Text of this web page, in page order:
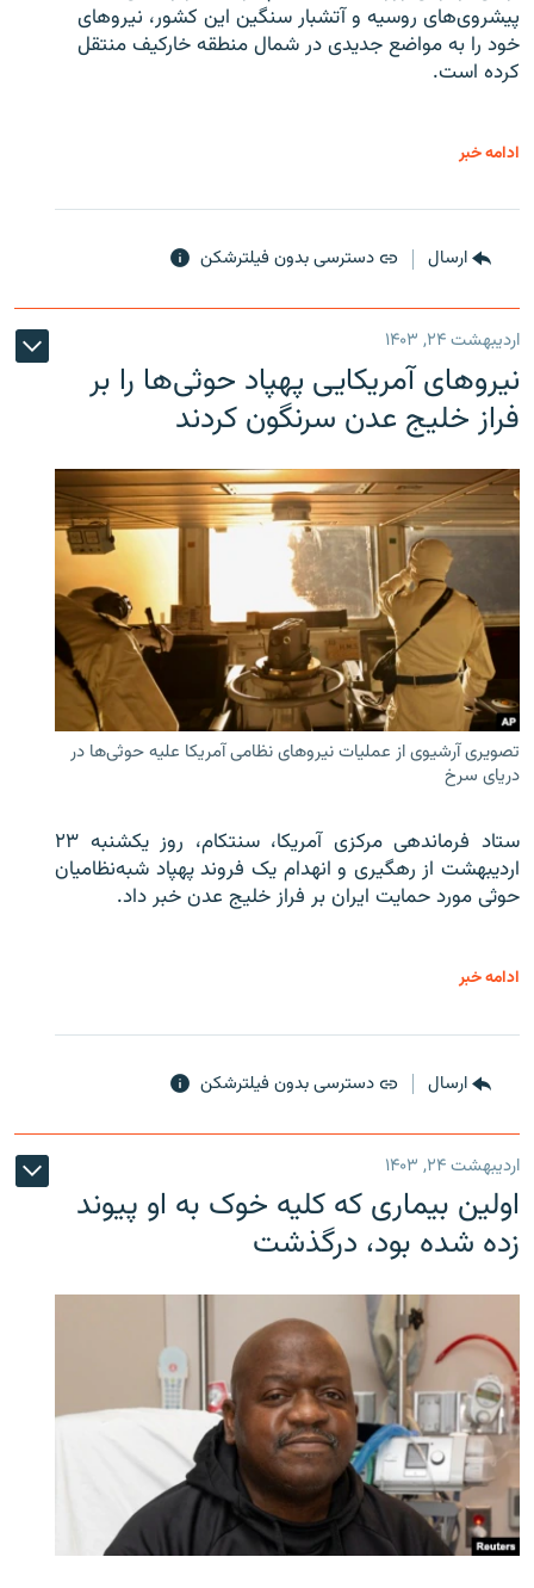
پیشروی‌های روسیه و آتشبار سنگین این کشور، نیروهای
خود را به مواضع جدیدی در شمال منطقه خارکیف منتقل
کرده است.
ادامه خبر
ارسال دسترسی بدون فیلترشکن
اردیبهشت ۲۴, ۱۴۰۳
نیروهای آمریکایی پهپاد حوثی‌ها را بر
فراز خلیج عدن سرنگون کردند
تصویری آرشیوی از عملیات نیروهای نظامی آمریکا علیه حوثی‌ها در
دریای سرخ
ستاد فرماندهی مرکزی آمریکا، سنتکام، روز یکشنبه ۲۳
اردیبهشت از رهگیری و انهدام یک فروند پهپاد شبه‌نظامیان
حوثی‌ مورد حمایت ایران بر فراز خلیج عدن خبر داد.
ادامه خبر
ارسال دسترسی بدون فیلترشکن
اردیبهشت ۲۴, ۱۴۰۳
اولین بیماری که کلیه خوک به او پیوند
زده شده بود، درگذشت